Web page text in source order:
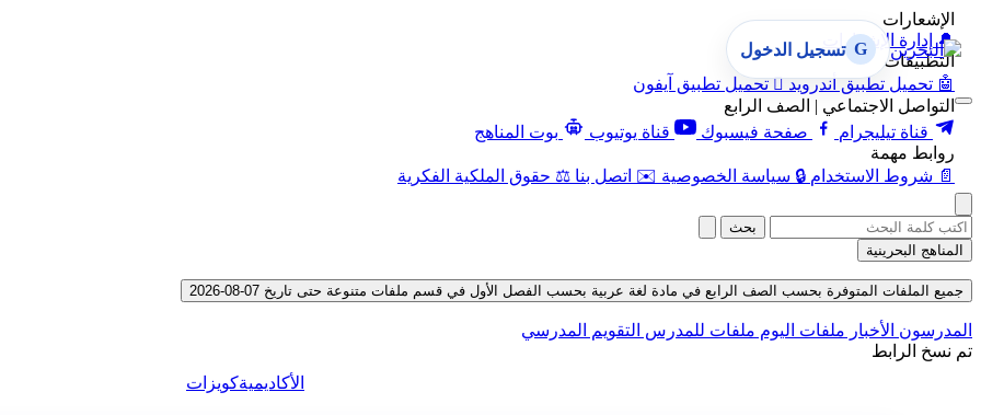
الإشعارات
🔔 إدارة الإشعارات
التطبيقات
🤖 تحميل تطبيق أندرويد  تحميل تطبيق آيفون
التواصل الاجتماعي | الصف الرابع
قناة تيليجرام
صفحة فيسبوك قناة يوتيوب
بوت المناهج
روابط مهمة
📄 شروط الاستخدام 🔒 سياسة الخصوصية ✉️ اتصل بنا ⚖️ حقوق الملكية الفكرية
G تسجيل الدخول
بحث
المناهج البحرينية
جميع الملفات المتوفرة بحسب الصف الرابع في مادة لغة عربية بحسب الفصل الأول في قسم ملفات متنوعة حتى تاريخ 07-08-2026
المدرسون الأخبار ملفات اليوم ملفات للمدرس التقويم المدرسي
تم نسخ الرابط
الأكاديميةكويزات